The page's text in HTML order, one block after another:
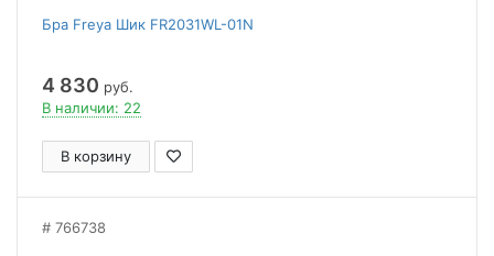
Бра Freya Шик FR2031WL-01N
4 830 руб.
В наличии: 22
В корзину
766738